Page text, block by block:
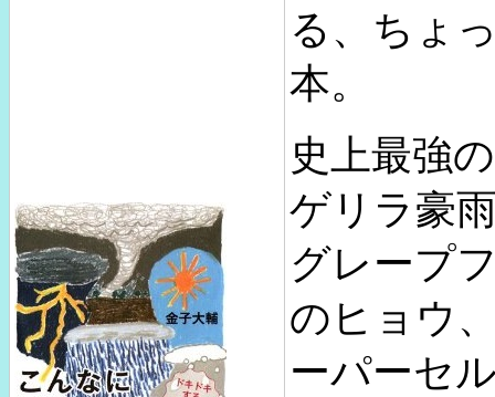
る、ちょ
本。
史上最強
ゲリラ豪
グレープ
のヒョウ
ーパーセ